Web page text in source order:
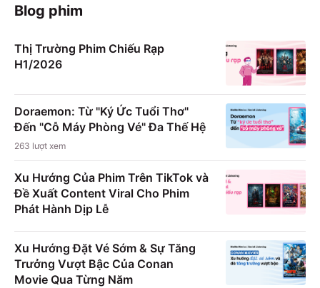
Blog phim
Thị Trường Phim Chiếu Rạp
H1/2026
Doraemon: Từ "Ký Ức Tuổi Thơ"
Đến "Cỗ Máy Phòng Vé" Đa Thế Hệ
263 lượt xem
Xu Hướng Của Phim Trên TikTok và
Đề Xuất Content Viral Cho Phim
Phát Hành Dịp Lễ
Xu Hướng Đặt Vé Sớm & Sự Tăng
Trưởng Vượt Bậc Của Conan
Movie Qua Từng Năm